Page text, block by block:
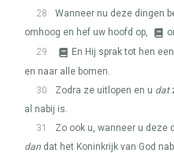
28
Wanneer nu deze dingen
omhoog en hef uw hoofd op,
29
En Hij sprak tot hen
en naar alle bomen.
30
Zodra ze uitlopen en u dat
al nabij is.
31
Zo ook u, wanneer u deze
dan dat het Koninkrijk van God